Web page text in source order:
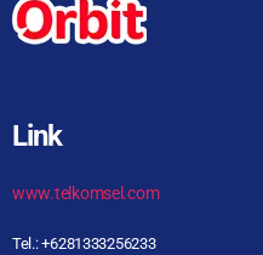
Link
www.telkomsel.com
Tel.: +6281333256233